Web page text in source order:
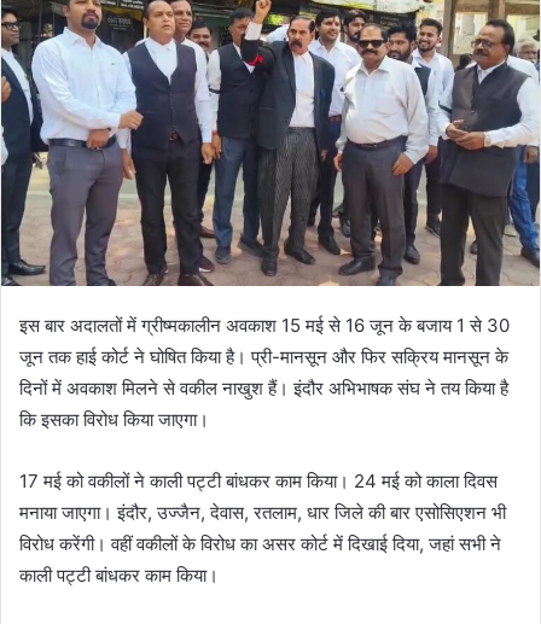
इस बार अदालतों में ग्रीष्मकालीन अवकाश 15 मई से 16 जून के बजाय 1 से 30
जून तक हाई कोर्ट ने घोषित किया है। प्री-मानसून और फिर सक्रिय मानसून के
दिनों में अवकाश मिलने से वकील नाखुश हैं। इंदौर अभिभाषक संघ ने तय किया है
कि इसका विरोध किया जाएगा।
17 मई को वकीलों ने काली पट्टी बांधकर काम किया। 24 मई को काला दिवस
मनाया जाएगा। इंदौर, उज्जैन, देवास, रतलाम, धार जिले की बार एसोसिएशन भी
विरोध करेंगी। वहीं वकीलों के विरोध का असर कोर्ट में दिखाई दिया, जहां सभी ने
काली पट्टी बांधकर काम किया।